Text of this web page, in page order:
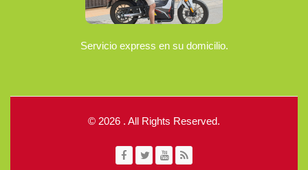
Servicio express en su domicilio.
© 2026 . All Rights Reserved.